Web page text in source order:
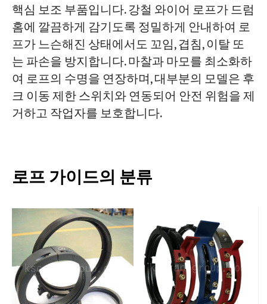
핵심 보조 부품입니다. 강철 와이어 로프가 드럼
홈에 깔끔하게 감기도록 정밀하게 안내하여 로
프가 느슨해진 상태에서도 꼬임, 겹침, 이탈 또
는 파손을 방지합니다. 마찰과 마모를 최소화하
여 로프의 수명을 연장하며, 대부분의 모델은 후
크 이동 제한 스위치와 연동되어 안전 위험을 제
거하고 작업자를 보호합니다.
로프 가이드의 분류